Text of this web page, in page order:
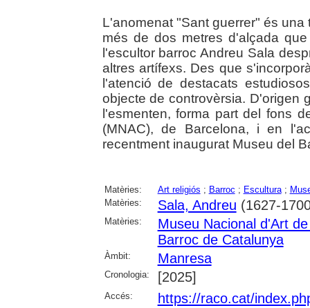
L'anomenat "Sant guerrer" és
més de dos metres d'alçada
l'escultor barroc Andreu Sala
altres artífexs. Des que
l'atenció de destacats
objecte de controvèrsia. D'origen
l'esmenten, forma part del fons
(MNAC), de Barcelona, i en
recentment inaugurat Museu del
Matèries: Art religiós ; Barroc ; Escultura;
Matèries:
Sala, Andreu (1627-
Matèries:
Museu Nacional d'Art
Barroc de Catalunya
Àmbit: Manresa
Cronologia: [2025]
Accés: https://raco.cat/